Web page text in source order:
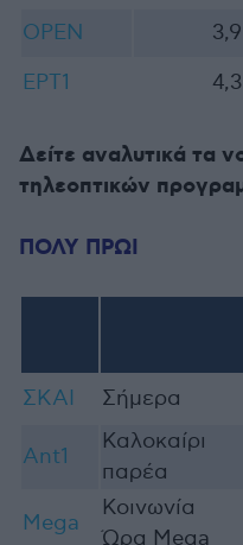
OPEN
3,9
ΕΡΤ1
4,3
Δείτε αναλυτικά τα
τηλεοπτικών
ΠΟΛΥ ΠΡΩΙ
ΣΚΑΙ
Σήμερα
Ant1
Καλοκαίρι
παρέα
Mega
Κοινωνία
Ώρα Mega